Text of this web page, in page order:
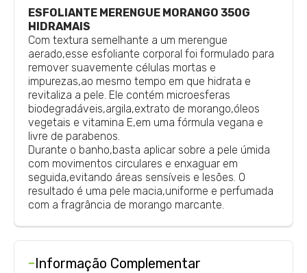
ESFOLIANTE MERENGUE MORANGO 350G
HIDRAMAIS
Com textura semelhante a um merengue
aerado,esse esfoliante corporal foi formulado para
remover suavemente células mortas e
impurezas,ao mesmo tempo em que hidrata e
revitaliza a pele. Ele contém microesferas
biodegradáveis,argila,extrato de morango,óleos
vegetais e vitamina E,em uma fórmula vegana e
livre de parabenos.
Durante o banho,basta aplicar sobre a pele úmida
com movimentos circulares e enxaguar em
seguida,evitando áreas sensíveis e lesões. O
resultado é uma pele macia,uniforme e perfumada
com a fragrância de morango marcante.
-Informação Complementar